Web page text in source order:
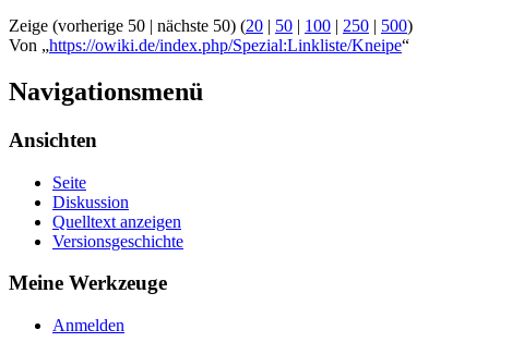
Zeige (vorherige 50 | nächste 50) (20 | 50 | 100 | 250 | 500)
Von „https://owiki.de/index.php/Spezial:Linkliste/Kneipe“
Navigationsmenü
Ansichten
Seite
Diskussion
Quelltext anzeigen
Versionsgeschichte
Meine Werkzeuge
Anmelden